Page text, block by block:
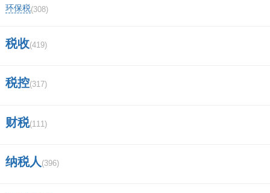
环保税(308)
税收(419)
税控(317)
财税(111)
纳税人 (396)